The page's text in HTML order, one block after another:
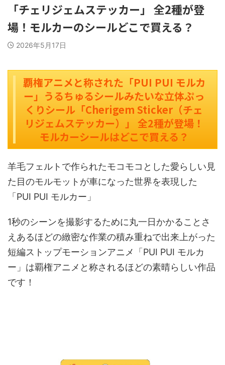
「チェリジェムステッカー」 全2種が登
場！モルカーのシールどこで買える？
2026年5月17日
覇権アニメと称された「PUI PUI モルカ
ー」うるちゅるシールみたいな立体ぷっ
くりシール「Cherigem Sticker（チェ
リジェムステッカー）」 全2種が登場！
モルカーシールはどこで買える？
羊毛フェルトで作られたモコモコとした愛らしい見
た目のモルモットが車になった世界を表現した
「PUI PUI モルカー」
1秒のシーンを撮影するために丸一日かかることさ
えあるほどの緻密な作業の積み重ねで出来上がった
短編ストップモーションアニメ「PUI PUI モルカ
ー」は覇権アニメと称されるほどの素晴らしい作品
です！